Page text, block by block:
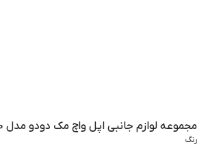
مجموعه لوازم جانبی اپل واچ مک دودو مدل CH-2440
رنگ